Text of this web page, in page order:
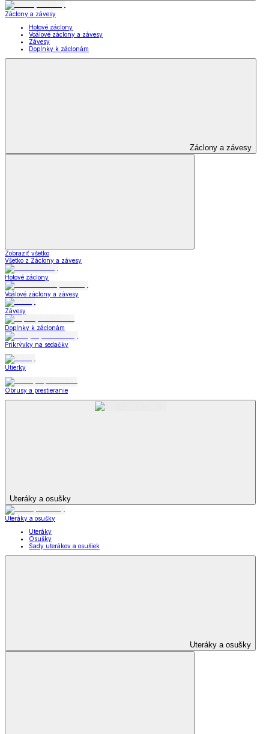
Záclony a závesy
Hotové záclony
Voálové záclony a závesy
Závesy
Doplnky k záclonám
Záclony a závesy
Zobraziť všetko
Všetko z Záclony a závesy
Hotové záclony
Voálové záclony a závesy
Závesy
Doplnky k záclonám
Prikrývky na sedačky
Utierky
Obrusy a prestieranie
Uteráky a osušky
Uteráky a osušky
Uteráky
Osušky
Sady uterákov a osušiek
Uteráky a osušky